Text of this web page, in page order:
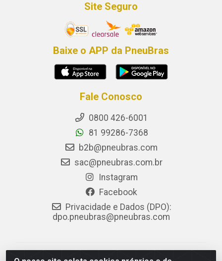
Site Seguro
Baixe o APP da PneuBras
Fale Conosco
0800 426-6001
81 99286-7368
b2b@pneubras.com
sac@pneubras.com.br
Instagram
Facebook
Privacidade e Dados (DPO):
dpo.pneubras@pneubras.com
PneuBras - Rodovia BR-101, KM 82 - Prazeres,